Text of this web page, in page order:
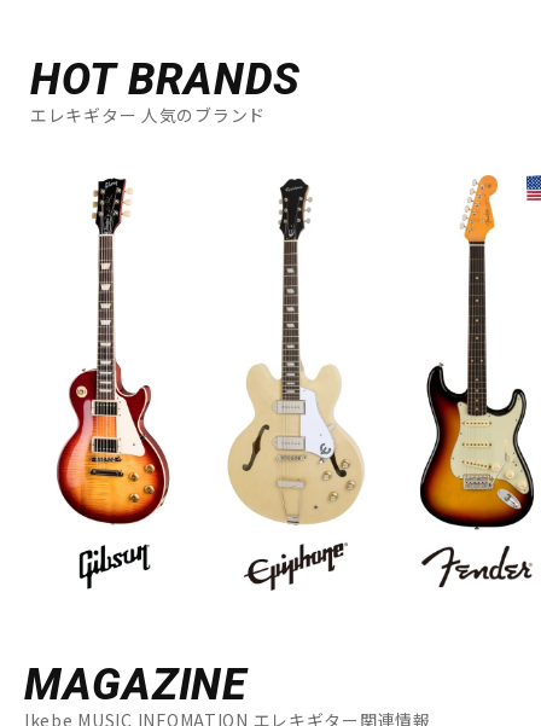
HOT BRANDS
エレキギター 人気のブランド
MAGAZINE
Ikebe MUSIC INFOMATION エレキギター関連情報